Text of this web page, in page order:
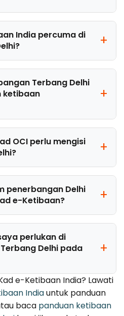
India percuma di
Terbang Delhi
ketibaan
OCI perlu mengisi
penerbangan Delhi
e-Ketibaan?
perlukan di
Delhi pada
e-Ketibaan India? Lawati
Indiauntuk panduan
baca panduan ketibaan